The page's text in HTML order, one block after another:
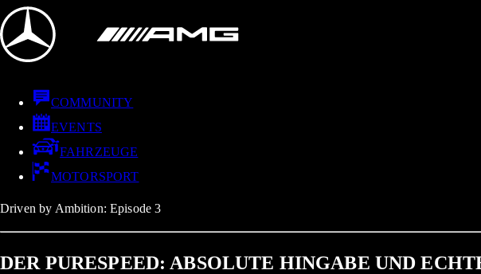
COMMUNITY
EVENTS
FAHRZEUGE
MOTORSPORT
Driven by Ambition: Episode 3
DER PURESPEED: ABSOLUTE HINGABE UND